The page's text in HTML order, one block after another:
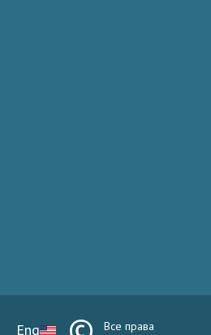
Eng
Все права